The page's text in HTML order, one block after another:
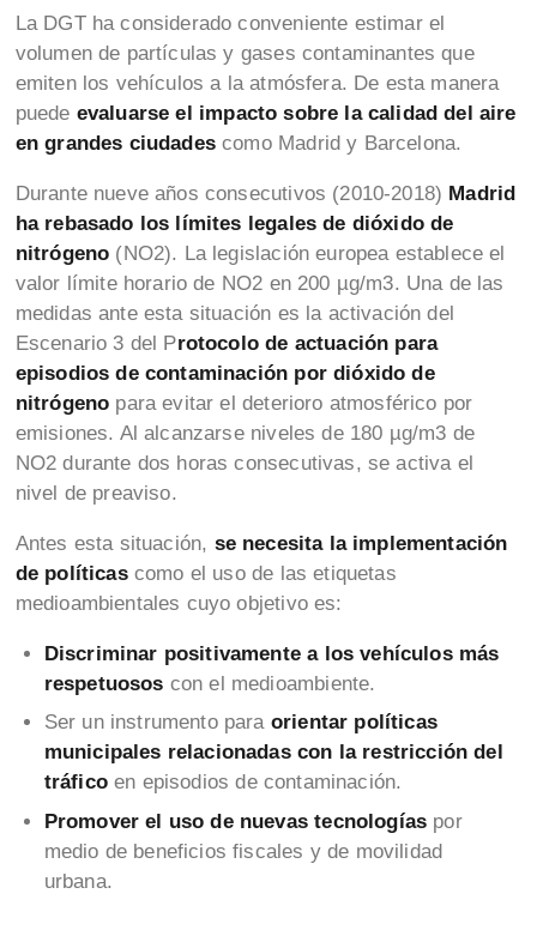
La DGT ha considerado conveniente estimar el
volumen de partículas y gases contaminantes que
emiten los vehículos a la atmósfera. De esta manera
puede evaluarse el impacto sobre la calidad del aire
en grandes ciudadescomo Madrid y Barcelona.
Durante nueve años consecutivos (2010-2018) Madrid
ha rebasado los límites legales de dióxido de
nitrógeno (NO2). La legislación europea establece el
valor límite horario de NO2 en 200 µg/m3. Una de las
medidas ante esta situación es la activación del
Escenario 3 del Protocolo de actuación para
episodios de contaminación por dióxido de
nitrógeno para evitar el deterioro atmosférico por
emisiones. Al alcanzarse niveles de 180 µg/m3 de
NO2 durante dos horas consecutivas, se activa el
nivel de preaviso.
Antes esta situación, se necesita la implementación
de políticascomo el uso de las etiquetas
medioambientales cuyo objetivo es:
Discriminar positivamente a los vehículos más
respetuosos con el medioambiente.
Ser un instrumento para orientar políticas
municipales relacionadas con la restricción del
tráficoen episodios de contaminación.
Promover el uso de nuevas tecnologías por
medio de beneficios fiscales y de movilidad
urbana.